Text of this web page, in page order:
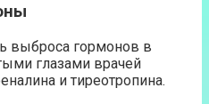
выброса гормонов в
глазами врачей
и тиреотропина.